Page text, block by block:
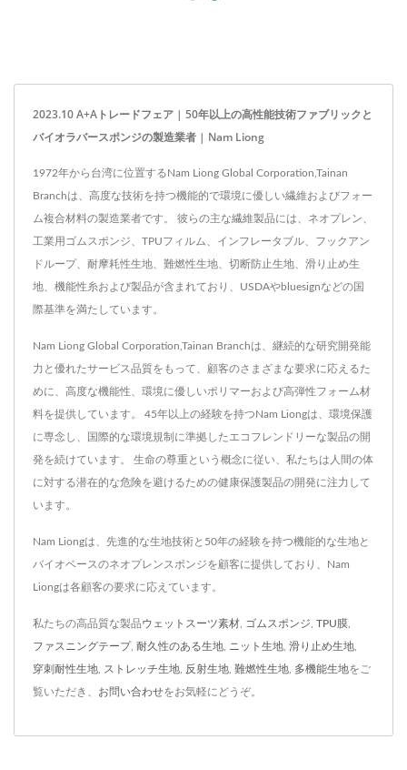
2023.10 A+Aトレードフェア | 50年以上の高性能技術ファブリックと
バイオラバースポンジの製造業者 | Nam Liong
1972年から台湾に位置するNam Liong Global Corporation,Tainan
Branchは、高度な技術を持つ機能的で環境に優しい繊維およびフォー
ム複合材料の製造業者です。 彼らの主な繊維製品には、ネオプレン、
工業用ゴムスポンジ、TPUフィルム、インフレータブル、フックアン
ドループ、耐摩耗性生地、難燃性生地、切断防止生地、滑り止め生
地、機能性糸および製品が含まれており、USDAやbluesignなどの国
際基準を満たしています。
Nam Liong Global Corporation,Tainan Branchは、継続的な研究開発能
力と優れたサービス品質をもって、顧客のさまざまな要求に応えるた
めに、高度な機能性、環境に優しいポリマーおよび高弾性フォーム材
料を提供しています。 45年以上の経験を持つNam Liongは、環境保護
に専念し、国際的な環境規制に準拠したエコフレンドリーな製品の開
発を続けています。 生命の尊重という概念に従い、私たちは人間の体
に対する潜在的な危険を避けるための健康保護製品の開発に注力して
います。
Nam Liongは、先進的な生地技術と50年の経験を持つ機能的な生地と
バイオベースのネオプレンスポンジを顧客に提供しており、Nam
Liongは各顧客の要求に応えています。
私たちの高品質な製品ウェットスーツ素材 ゴムスポンジ TPU膜
ファスニングテープ, 耐久性のある生地 ニット生地 滑り止め生地
穿刺耐性生地 ストレッチ生地 反射生地 難燃性生地 多機能生地をご
覧いただき、 お問い合わせをお気軽にどうぞ。